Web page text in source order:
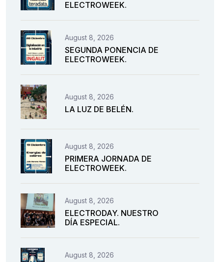
ELECTROWEEK.
August 8, 2026
SEGUNDA PONENCIA DE
ELECTROWEEK.
August 8, 2026
LA LUZ DE BELÉN.
August 8, 2026
PRIMERA JORNADA DE
ELECTROWEEK.
August 8, 2026
ELECTRODAY. NUESTRO
DÍA ESPECIAL.
August 8, 2026